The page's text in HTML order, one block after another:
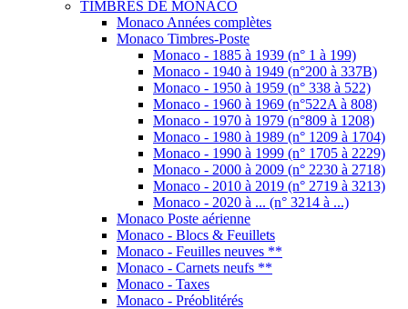
TIMBRES DE MONACO
Monaco Années complètes
Monaco Timbres-Poste
Monaco - 1885 à 1939 (n° 1 à 199)
Monaco - 1940 à 1949 (n°200 à 337B)
Monaco - 1950 à 1959 (n° 338 à 522)
Monaco - 1960 à 1969 (n°522A à 808)
Monaco - 1970 à 1979 (n°809 à 1208)
Monaco - 1980 à 1989 (n° 1209 à 1704)
Monaco - 1990 à 1999 (n° 1705 à 2229)
Monaco - 2000 à 2009 (n° 2230 à 2718)
Monaco - 2010 à 2019 (n° 2719 à 3213)
Monaco - 2020 à ... (n° 3214 à ...)
Monaco Poste aérienne
Monaco - Blocs & Feuillets
Monaco - Feuilles neuves **
Monaco - Carnets neufs **
Monaco - Taxes
Monaco - Préoblitérés